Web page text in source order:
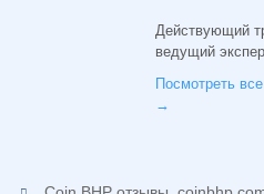
Действующий
ведущий
Посмотреть
→